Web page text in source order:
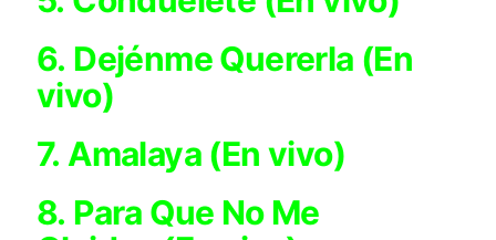
6. Dejénme Quererla (En
vivo)
7. Amalaya (En vivo)
8. Para Que No Me